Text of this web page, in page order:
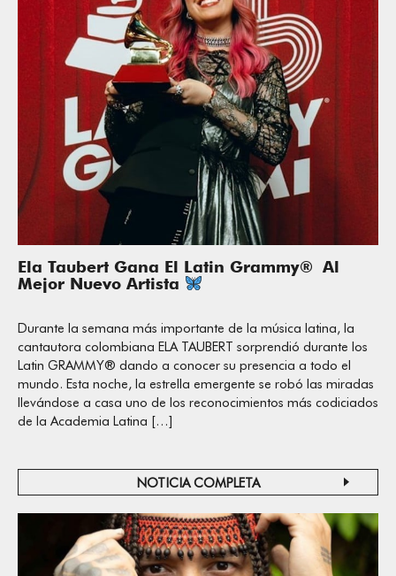
Ela Taubert Gana El Latin Grammy® Al
Mejor Nuevo Artista
Durante la semana más importante de la música latina, la
cantautora colombiana ELA TAUBERT sorprendió durante los
Latin GRAMMY® dando a conocer su presencia a todo el
mundo. Esta noche, la estrella emergente se robó las miradas
llevándose a casa uno de los reconocimientos más codiciados
de la Academia Latina […]
NOTICIA COMPLETA